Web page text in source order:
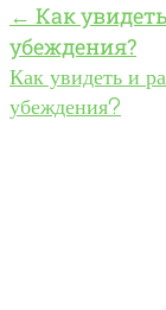
← Как
убеждения?
Как увидеть и
убеждения?